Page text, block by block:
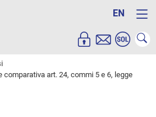
EN
comparativa art. 24, commi 5 e 6, legge